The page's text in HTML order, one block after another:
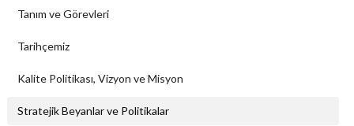
Tanım ve Görevleri
Tarihçemiz
Kalite Politikası, Vizyon ve Misyon
Stratejik Beyanlar ve Politikalar